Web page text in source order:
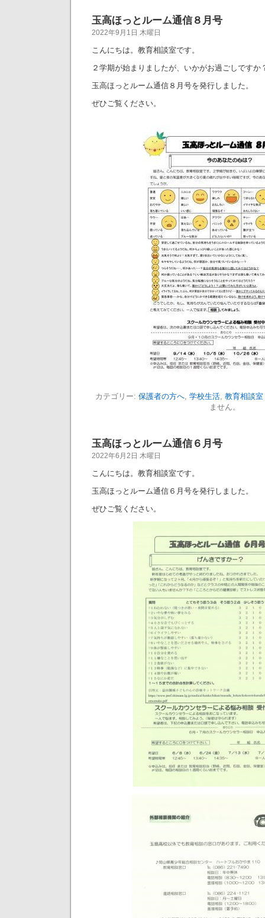
玉高ほっとルーム通信８月号
2022年9月1日 木曜日
こんにちは。教育相談室です。
２学期が始まりましたが、いかがお過ごしですか
玉高ほっとルーム通信８月号を発行しました。
ぜひご覧ください。
カテゴリー: 保護者の方へ, 学校生活, 教育相談室
ません。
玉高ほっとルーム通信６月号
2022年6月2日 木曜日
こんにちは。教育相談室です。
玉高ほっとルーム通信６月号を発行しました。
ぜひご覧ください。